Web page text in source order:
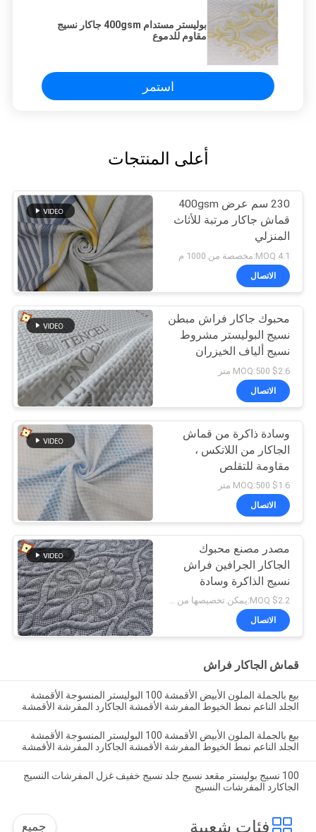
بوليستر مستدام 400gsm جاكار نسيج
مقاوم للدموع
استمر
أعلى المنتجات
230 سم عرض 400gsm
قماش جاكار مرتبة للأثاث
المنزلي
4.1 MOQ:مخصصة من 1000 م
الاتصال
محبوك جاكار فراش مبطن
نسيج البوليستر مشروط
نسيج ألياف الخيزران
وسادة الذاكرة
$2.6 MOQ:500 متر
الاتصال
وسادة ذاكرة من قماش
الجاكار من اللاتكس ،
مقاومة للتقلص
$1.6 MOQ:500 متر
الاتصال
مصدر مصنع محبوك
الجاكار الجرافين فراش
نسيج الذاكرة وسادة
اللاتكس النسيج
$2.2 MOQ:يمكن تخصيصها من خلال التفاوض
الاتصال
قماش الجاكار فراش
بيع بالجملة الملون الأبيض الأقمشة 100 البوليستر المنسوجة الأقمشة
الجلد الناعم نمط الخيوط المفرشة الأقمشة الجاكارد المفرشة الأقمشة
بيع بالجملة الملون الأبيض الأقمشة 100 البوليستر المنسوجة الأقمشة
الجلد الناعم نمط الخيوط المفرشة الأقمشة الجاكارد المفرشة الأقمشة
100 نسيج بوليستر مقعد نسيج جلد نسيج خفيف غزل المفرشات النسيج
الجاكارد المفرشات النسيج
فئات شعبية جميع